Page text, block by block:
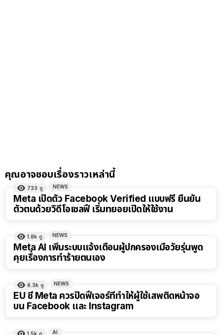
คุณอาจชอบเรื่องราวเหล่านี้
733 ดู NEWS
Meta เปิดตัว Facebook Verified แบบฟรี ยืนยัน
ตัวตนด้วยวิดีโอเซลฟี เริ่มทยอยเปิดให้ใช้งาน
1.8k ดู NEWS
Meta AI เพิ่มระบบแจ้งเตือนผู้ปกครองเมื่อวัยรุ่นพูด
คุยเรื่องการทำร้ายตนเอง
6.3k ดู NEWS
EU ชี้ Meta ควรปิดฟีเจอร์ที่ทำให้ผู้ใช้เสพติดหน้าจอ
บน Facebook และ Instagram
1.5k ดู AI